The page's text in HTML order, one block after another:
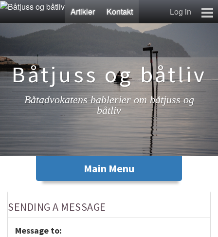
Artikler Kontakt Log in
Lenkesamling
Kontakt
Båtjuss og båtliv
Båtadvokatens bablerier om båtjuss og
båtliv
SENDING A MESSAGE
Message to: